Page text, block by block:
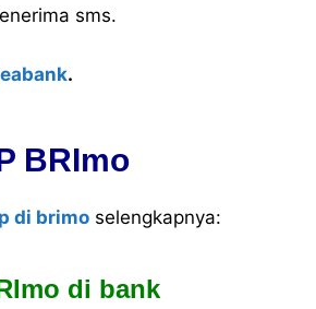
sms.
.
BRImo
di brimo selengkapnya:
di bank